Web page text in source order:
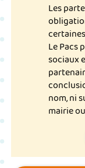
Les
Le Pacs
sociaux
nom, ni
mairie